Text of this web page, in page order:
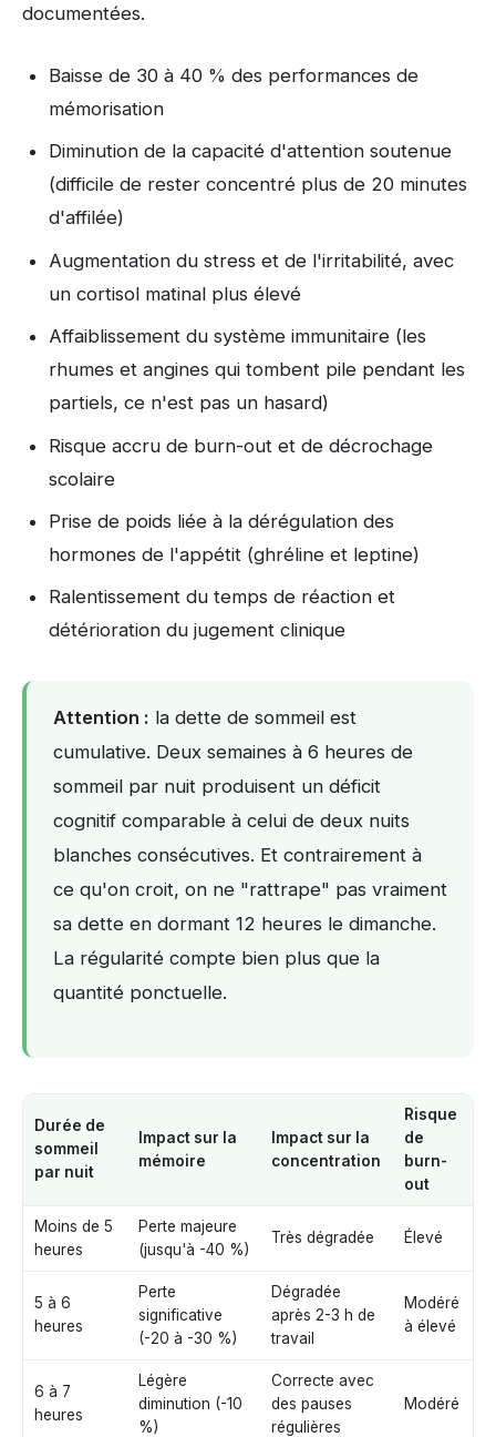
documentées.
Baisse de 30 à 40 % des performances de
mémorisation
Diminution de la capacité d'attention soutenue
(difficile de rester concentré plus de 20 minutes
d'affilée)
Augmentation du stress et de l'irritabilité, avec
un cortisol matinal plus élevé
Affaiblissement du système immunitaire (les
rhumes et angines qui tombent pile pendant les
partiels, ce n'est pas un hasard)
Risque accru de burn-out et de décrochage
scolaire
Prise de poids liée à la dérégulation des
hormones de l'appétit (ghréline et leptine)
Ralentissement du temps de réaction et
détérioration du jugement clinique
Attention : la dette de sommeil est
cumulative. Deux semaines à 6 heures de
sommeil par nuit produisent un déficit
cognitif comparable à celui de deux nuits
blanches consécutives. Et contrairement à
ce qu'on croit, on ne "rattrape" pas vraiment
sa dette en dormant 12 heures le dimanche.
La régularité compte bien plus que la
quantité ponctuelle.
Durée de
sommeil
par nuit
Impact sur la
mémoire
Impact sur la
concentration
Risque
de
burn-
out
Moins de 5
heures
Perte majeure
(jusqu'à -40 %)
Très dégradée Élevé
5 à 6
heures
Perte
significative
(-20 à -30 %)
Dégradée
après 2-3 h de
travail
Modéré
à élevé
6 à 7
heures
Légère
diminution (-10
%)
Correcte avec
des pauses
régulières
Modéré